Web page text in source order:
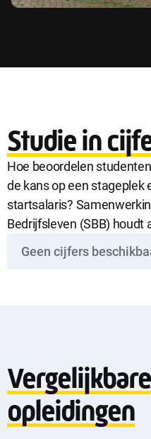
Studie in
Hoe beoordelen
de kans op een stageplek
startsalaris?
Bedrijfsleven (SBB) houdt
Geen cijfers
Vergelijkbare
opleidingen